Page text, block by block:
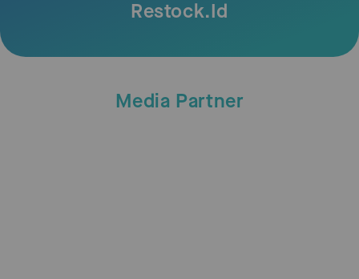
Restock.id
Media Partner